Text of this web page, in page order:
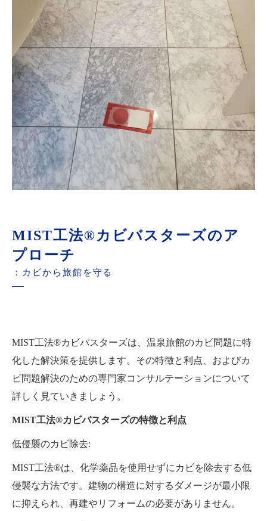
MIST工法®カビバスターズのア
プローチ
：カビから旅館を守る
MIST工法®カビバスターズは、温泉旅館のカビ問題に特
化した解決策を提供します。その特徴と利点、およびカ
ビ問題解決のための専門家コンサルテーションについて
詳しく見ていきましょう。
MIST工法®カビバスターズの特徴と利点
低侵襲のカビ除去:
MIST工法®は、化学薬品を使用せずにカビを除去する低
侵襲な方法です。建物の構造に対するダメージが最小限
に抑えられ、再建やリフォームの必要がありません。